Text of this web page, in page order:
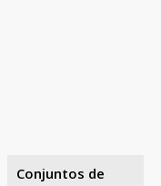
Conjuntos de